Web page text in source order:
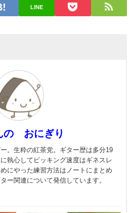
LINE
の おにぎり
。生粋の紅茶党。ギター歴は多分19
執心してピッキング速度はギネスレ
にやった練習方法はノートにまとめ
ー関連について発信しています。